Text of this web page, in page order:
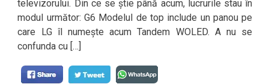
televizorului. Din ce se știe până acum, lucrurile stau în
modul următor: G6 Modelul de top include un panou pe
care LG îl numește acum Tandem WOLED. A nu se
confunda cu […]